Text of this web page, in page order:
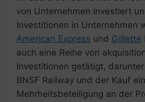
von Unternehmen investiert
Investitionen in Unternehmen
American Express und Gillette
auch eine Reihe von
Investitionen getätigt,
BNSF Railway und der Kauf
Mehrheitsbeteiligung an der